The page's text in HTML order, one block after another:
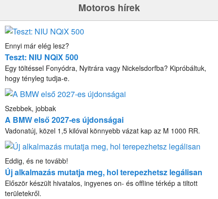
Motoros hírek
Ennyi már elég lesz?
Teszt: NIU NQiX 500
Egy töltéssel Fonyódra, Nyitrára vagy Nickelsdorfba? Kipróbáltuk,
hogy tényleg tudja-e.
Szebbek, jobbak
A BMW első 2027-es újdonságai
Vadonatúj, közel 1,5 kilóval könnyebb vázat kap az M 1000 RR.
Eddig, és ne tovább!
Új alkalmazás mutatja meg, hol terepezhetsz legálisan
Először készült hivatalos, ingyenes on- és offline térkép a tiltott
területekről.